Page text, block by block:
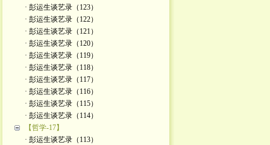
· 彭运生谈艺录（123）
· 彭运生谈艺录（122）
· 彭运生谈艺录（121）
· 彭运生谈艺录（120）
· 彭运生谈艺录（119）
· 彭运生谈艺录（118）
· 彭运生谈艺录（117）
· 彭运生谈艺录（116）
· 彭运生谈艺录（115）
· 彭运生谈艺录（114）
【哲学-17】
· 彭运生谈艺录（113）